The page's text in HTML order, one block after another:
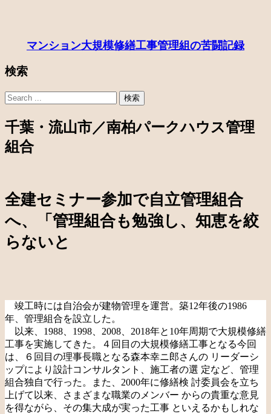
マンション大規模修繕工事管理組の苦闘記録
検索
千葉・流山市／南柏パークハウス管理
組合
全建セミナー参加で自立管理組合
へ、
「管理組合も勉強し、知恵を絞
らないと
竣工時には自治会が建物管理を運営。築12年後の1986
年、管理組合を設立した。
以来、1988、1998、2008、2018年と10年周期で大規模修繕
工事を実施してきた。４回目の大規模修繕工事となる今回
は、６回目の理事長職となる森本幸ニ郎さんの リーダーシ
ップにより設計コンサルタント、施工者の選 定など、管理
組合独自で行った。また、2000年に修繕検 討委員会を立ち
上げて以来、さまざまな職業のメンバー からの貴重な意見
を得ながら、その集大成が実った工事 といえるかもしれな